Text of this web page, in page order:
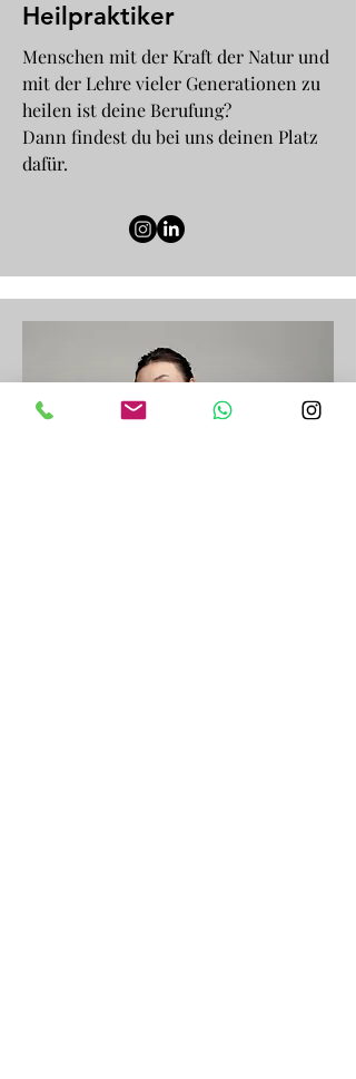
Heilpraktiker
Menschen mit der Kraft der Natur und
mit der Lehre vieler Generationen zu
heilen ist deine Berufung?
Dann findest du bei uns deinen Platz
dafür.